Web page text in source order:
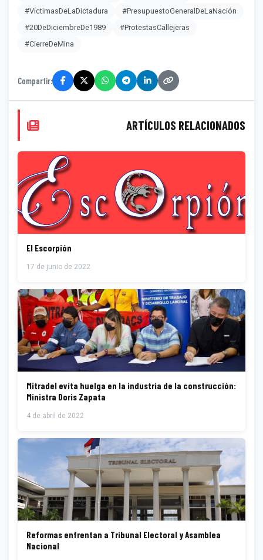
#VíctimasDeLaDictadura
#PresupuestoGeneralDeLaNación
#20DeDiciembreDe1989
#ProtestasCallejeras
#CierreDeMina
Compartir:
ARTÍCULOS RELACIONADOS
El Escorpión
17 de junio de 2022
Mitradel evita huelga en la industria de la construcción:
Ministra Doris Zapata
4 de abril de 2022
Reformas enfrentan a Tribunal Electoral y Asamblea
Nacional